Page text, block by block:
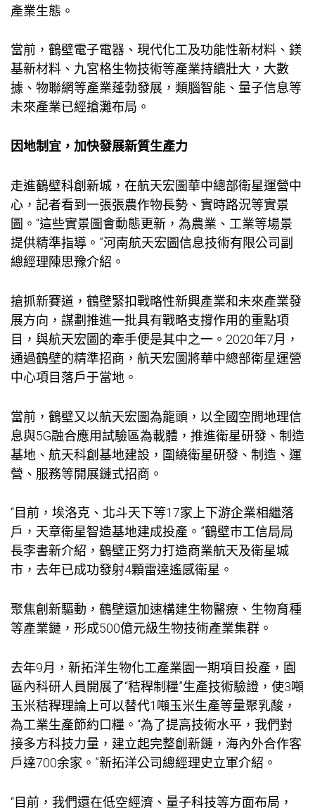
產業生態。
當前，鶴壁電子電器、現代化工及功能性新材料、鎂
基新材料、 九宮格生物技術等產業持續壯大，大數
據、物聯網等產業蓬勃發展，類腦智能、量子信息等
未來產業已經搶灘布局。
因地制宜，加快發展新質生產力
走進鶴壁科創新城，在航天宏圖華中總部衛星運營中
心，記者看到一張張農作物長勢、實時路況等實景
圖。“這些實景圖會動態更新，為農業、工業等場景
提供精準指導。”河南航天宏圖信息技術有限公司副
總經理陳思豫介紹。
搶抓新賽道，鶴壁緊扣戰略性新興產業和未來產業發
展方向，謀劃推進一批具有戰略支撐作用的重點項
目，與航天宏圖的牽手便是其中之一。2020年7月，
通過鶴壁的精準招商，航天宏圖將華中總部衛星運營
中心項目落戶于當地。
當前，鶴壁又以航天宏圖為龍頭，以全國空間地理信
息與5G融合應用試驗區為載體，推進衛星研發、制造
基地、航天科創基地建設，圍繞衛星研發、制造、運
營、服務等開展鏈式招商。
“目前，埃洛克、北斗天下等17家上下游企業相繼落
戶，天章衛星智造基地建成投產。”鶴壁市工信局局
長李書新介紹，鶴壁正努力打造商業航天及衛星城
市，去年已成功發射4顆雷達遙感衛星。
聚焦創新驅動，鶴壁還加速構建生物醫療、生物育種
等產業鏈，形成500億元級生物技術產業集群。
去年9月，新拓洋生物化工產業園一期項目投產，園
區內科研人員開展了“秸稈制糧”生產技術驗證，使3噸
玉米秸稈理論上可以替代1噸玉米生產等量聚乳酸，
為工業生產節約口糧。“為了提高技術水平，我們對
接多方科技力量，建立起完整創新鏈，海內外合作客
戶達700余家。”新拓洋公司總經理史立軍介紹。
“目前，我們還在低空經濟、量子科技等方面布局，